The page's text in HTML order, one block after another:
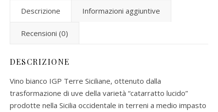
Descrizione Informazioni aggiuntive
Recensioni (0)
DESCRIZIONE
Vino bianco IGP Terre Siciliane, ottenuto dalla
trasformazione di uve della varietà “catarratto lucido”
prodotte nella Sicilia occidentale in terreni a medio impasto